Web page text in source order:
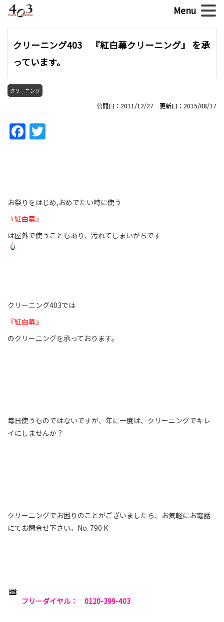
クリーニング403 『紅白幕クリーニング』 を承
っています。
クリーニング
公開日：2011/12/27 更新日：2015/08/17
Facebook
お祭りをはじめ,おめでたい時に使う
『紅白幕』
は屋外で使うこともあり、汚れてしまいがちです
クリーニング403では
『紅白幕』
のクリーニングを承っております。
毎日使うものではないですが、年に一度は、クリーニングでキレ
イにしませんか？
クリーニングでお困りのことがございましたら、お気軽にお電話
にてお問合せ下さい。No. 790 K
フリーダイヤル： 0120-399-403